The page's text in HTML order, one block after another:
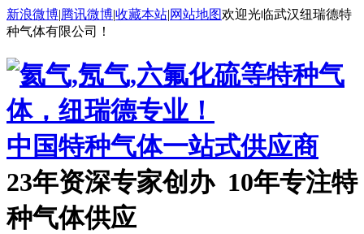
新浪微博|腾讯微博|收藏本站|网站地图欢迎光临武汉纽瑞德特
种气体有限公司！
中国特种气体一站式供应商
23年资深专家创办 10年专注特
种气体供应